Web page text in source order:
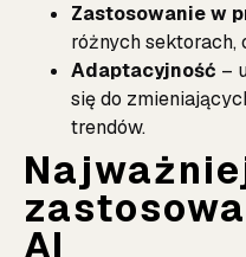
Zastosowanie w
różnych sektorach,
Adaptacyjność –
się do
trendów.
AI